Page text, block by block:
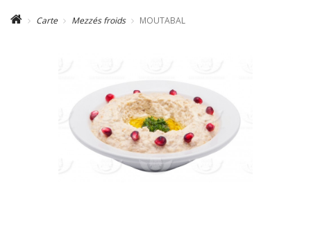
Carte Mezzés froids MOUTABAL